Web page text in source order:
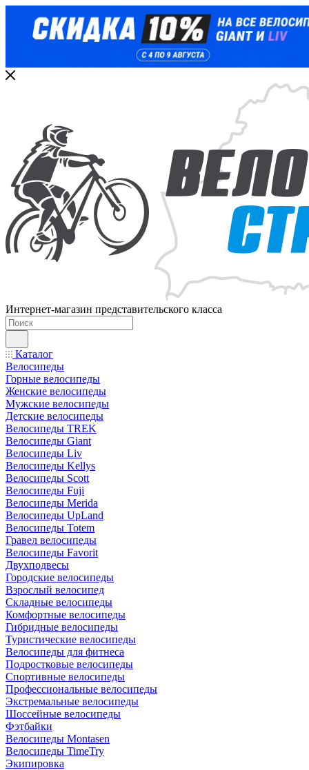
Интернет-магазин представительского класса
Каталог
Велосипеды
Горные велосипеды
Женские велосипеды
Мужские велосипеды
Детские велосипеды
Велосипеды TREK
Велосипеды Giant
Велосипеды Liv
Велосипеды Kellys
Велосипеды Scott
Велосипеды Fuji
Велосипеды Merida
Велосипеды UpLand
Велосипеды Totem
Гравел велосипеды
Велосипеды Favorit
Двухподвесы
Городские велосипеды
Взрослый велосипед
Складные велосипеды
Комфортные велосипеды
Гибридные велосипеды
Туристические велосипеды
Велосипеды для фитнеса
Подростковые велосипеды
Спортивные велосипеды
Профессиональные велосипеды
Экстремальные велосипеды
Шоссейные велосипеды
Фэтбайки
Велосипеды Montasen
Велосипеды TimeTry
Экипировка